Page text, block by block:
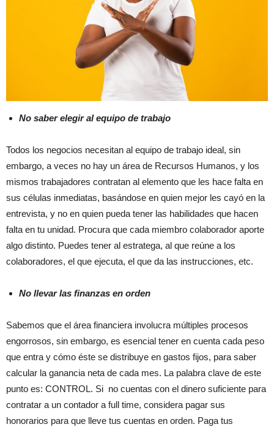
No saber elegir al equipo de trabajo
Todos los negocios necesitan al equipo de trabajo ideal, sin
embargo, a veces no hay un área de Recursos Humanos, y los
mismos trabajadores contratan al elemento que les hace falta en
sus células inmediatas, basándose en quien mejor les cayó en la
entrevista, y no en quien pueda tener las habilidades que hacen
falta en tu unidad. Procura que cada miembro colaborador aporte
algo distinto. Puedes tener al estratega, al que reúne a los
colaboradores, el que ejecuta, el que da las instrucciones, etc.
No llevar las finanzas en orden
Sabemos que el área financiera involucra múltiples procesos
engorrosos, sin embargo, es esencial tener en cuenta cada peso
que entra y cómo éste se distribuye en gastos fijos, para saber
calcular la ganancia neta de cada mes. La palabra clave de este
punto es: CONTROL. Si no cuentas con el dinero suficiente para
contratar a un contador a full time, considera pagar sus
honorarios para que lleve tus cuentas en orden. Paga tus